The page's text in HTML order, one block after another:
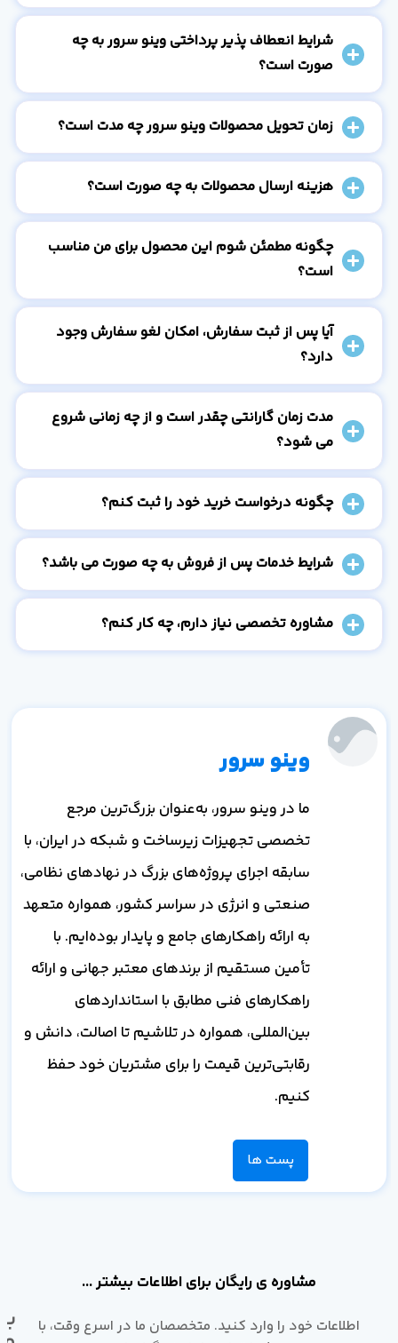
شرایط انعطاف پذیر پرداختی وینو سرور به چه
صورت است؟
زمان تحویل محصولات وینو سرور چه مدت است؟
هزینه ارسال محصولات به چه صورت است؟
چگونه مطمئن شوم این محصول برای من مناسب
است؟
آیا پس از ثبت سفارش، امکان لغو سفارش وجود
دارد؟
مدت زمان گارانتی چقدر است و از چه زمانی شروع
می شود؟
چگونه درخواست خرید خود را ثبت کنم؟
شرایط خدمات پس از فروش به چه صورت می باشد؟
مشاوره تخصصی نیاز دارم، چه کار کنم؟
وینو سرور
ما در وینو سرور، به‌عنوان بزرگ‌ترین مرجع
تخصصی تجهیزات زیرساخت و شبکه در ایران، با
سابقه اجرای پروژه‌های بزرگ در نهادهای نظامی،
صنعتی و انرژی در سراسر کشور، همواره متعهد
به ارائه راهکارهای جامع و پایدار بوده‌ایم. با
تأمین مستقیم از برندهای معتبر جهانی و ارائه
راهکارهای فنی مطابق با استانداردهای
بین‌المللی، همواره در تلاشیم تا اصالت، دانش و
رقابتی‌ترین قیمت را برای مشتریان خود حفظ
کنیم.
پست ها
مشاوره ی رایگان برای اطلاعات بیشتر ...
اطلاعات خود را وارد کنید. متخصصان ما در اسرع وقت، با
با